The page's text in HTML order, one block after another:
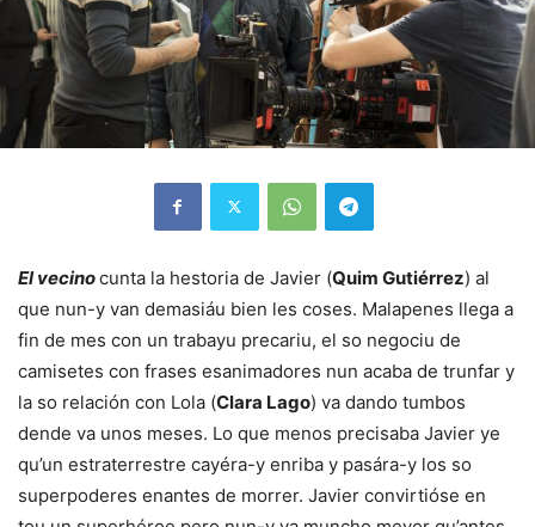
El vecinocunta la hestoria de Javier (Quim Gutiérrez) al
que nun-y van demasiáu bien les coses. Malapenes llega a
fin de mes con un trabayu precariu, el so negociu de
camisetes con frases esanimadores nun acaba de trunfar y
la so relación con Lola (Clara Lago) va dando tumbos
dende va unos meses. Lo que menos precisaba Javier ye
qu’un estraterrestre cayéra-y enriba y pasára-y los so
superpoderes enantes de morrer. Javier convirtióse en